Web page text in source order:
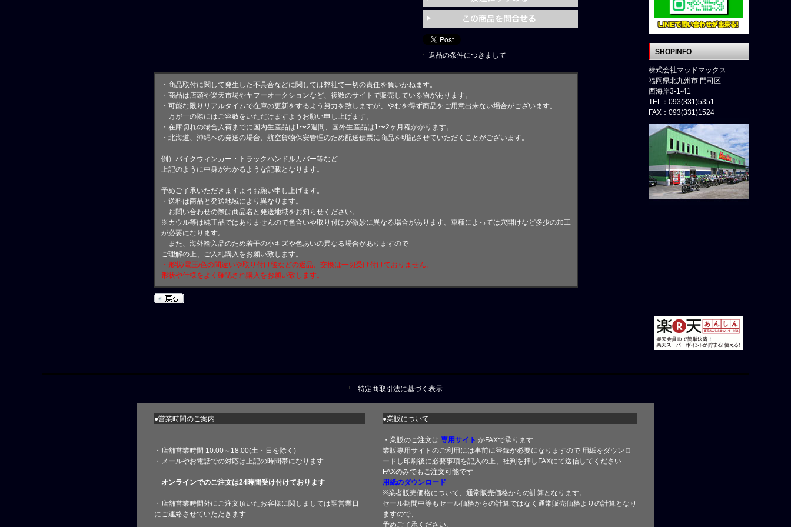
返品の条件につきまして
・商品取付に関して発生した不具合などに関しては弊社で一切の責任を負いかねます。
・商品は店頭や楽天市場やヤフーオークションなど、複数のサイトで販売している物があります。
・可能な限りリアルタイムで在庫の更新をするよう努力を致しますが、やむを得ず商品をご用意出来ない場合がございます。
万が一の際にはご容赦をいただけますようお願い申し上げます。
・在庫切れの場合入荷までに国内生産品は1〜2週間、国外生産品は1〜2ヶ月程かかります。
・北海道、沖縄への発送の場合、航空貨物保安管理のため配送伝票に商品を明記させていただくことがございます。
例）バイクウィンカー・トラックハンドルカバー等など
上記のように中身がわかるような記載となります。
予めご了承いただきますようお願い申し上げます。
・送料は商品と発送地域により異なります。
お問い合わせの際は商品名と発送地域をお知らせください。
※カウル等は純正品ではありませんので色合いや取り付けが微妙に異なる場合があります。車種によっては穴開けなど多少の加工
が必要になります。
また、海外輸入品のため若干の小キズや色あいの異なる場合がありますので
ご理解の上、ご入札購入をお願い致します。
・形状/電圧/色の間違いや取り付け後などの返品、交換は一切受け付けておりません。
形状や仕様をよく確認され購入をお願い致します。
SHOPINFO
株式会社マッドマックス
福岡県北九州市 門司区
西海岸3-1-41
TEL：093(331)5351
FAX：093(331)1524
特定商取引法に基づく表示
●営業時間のご案内 ●業販について
・店舗営業時間 10:00～18:00(土・日を除く)
・メールやお電話での対応は上記の時間帯になります
オンラインでのご注文は24時間受け付けております
・店舗営業時間外にご注文頂いたお客様に関しましては翌営業日
にご連絡させていただきます
・業販のご注文は 専用サイト かFAXで承ります
業販専用サイトのご利用には事前に登録が必要になりますので 用紙をダウンロ
ードし印刷後に必要事項を記入の上、社判を押しFAXにて送信してください
FAXのみでもご注文可能です
用紙のダウンロード
※業者販売価格について、通常販売価格からの計算となります。
セール期間中等もセール価格からの計算ではなく通常販売価格よりの計算となり
ますので、
予めご了承ください。